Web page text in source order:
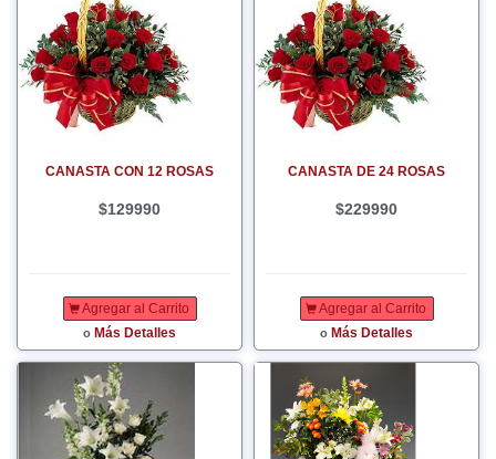
CANASTA CON 12 ROSAS
$129990
Agregar al Carrito
o Más Detalles
CANASTA DE 24 ROSAS
$229990
Agregar al Carrito
o Más Detalles